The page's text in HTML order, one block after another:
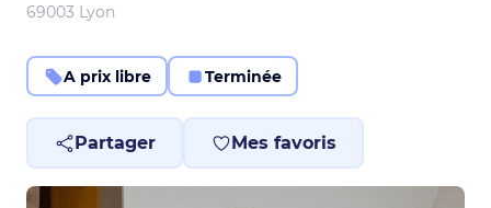
69003 Lyon
A prix libre Terminée
Partager Mes favoris